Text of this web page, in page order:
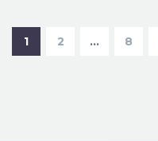
1 2 … 8